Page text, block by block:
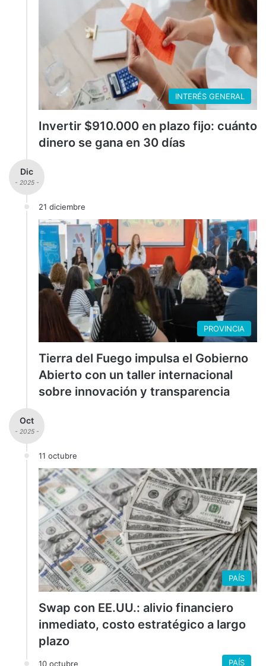
INTERÉS GENERAL
Invertir $910.000 en plazo fijo: cuánto
dinero se gana en 30 días
Dic
- 2025 -
21 diciembre
PROVINCIA
Tierra del Fuego impulsa el Gobierno
Abierto con un taller internacional
sobre innovación y transparencia
Oct
- 2025 -
11 octubre
PAÍS
Swap con EE.UU.: alivio financiero
inmediato, costo estratégico a largo
plazo
10 octubre PAÍS